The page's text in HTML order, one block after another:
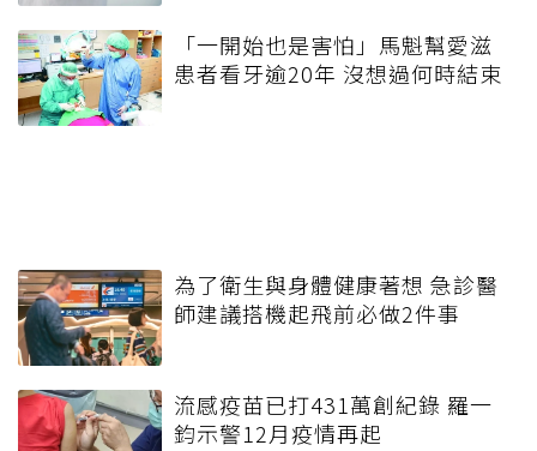
「一開始也是害怕」馬魁幫愛滋
患者看牙逾20年 沒想過何時結束
為了衛生與身體健康著想 急診醫
師建議搭機起飛前必做2件事
流感疫苗已打431萬創紀錄 羅一
鈞示警12月疫情再起